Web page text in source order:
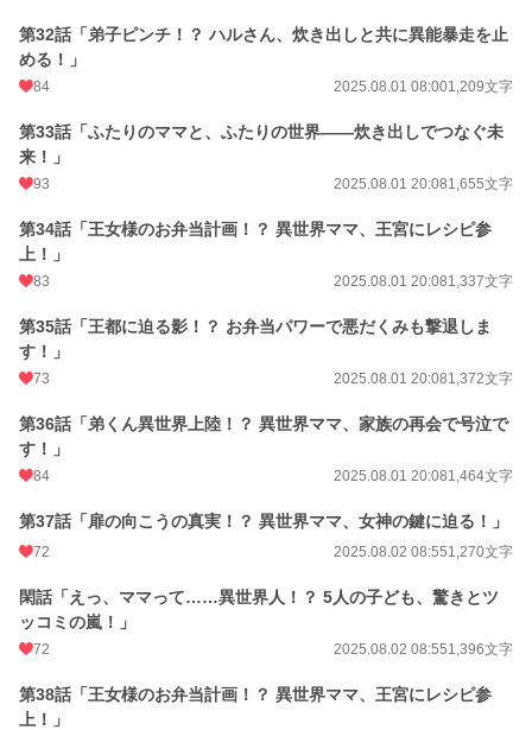
第32話「弟子ピンチ！？ ハルさん、炊き出しと共に異能暴走を止
める！」
84 2025.08.01 08:001,209文字
第33話「ふたりのママと、ふたりの世界――炊き出しでつなぐ未
来！」
93 2025.08.01 20:081,655文字
第34話「王女様のお弁当計画！？ 異世界ママ、王宮にレシピ参
上！」
83 2025.08.01 20:081,337文字
第35話「王都に迫る影！？ お弁当パワーで悪だくみも撃退しま
す！」
73 2025.08.01 20:081,372文字
第36話「弟くん異世界上陸！？ 異世界ママ、家族の再会で号泣で
す！」
84 2025.08.01 20:081,464文字
第37話「扉の向こうの真実！？ 異世界ママ、女神の鍵に迫る！」
72 2025.08.02 08:551,270文字
閑話「えっ、ママって……異世界人！？ 5人の子ども、驚きとツ
ッコミの嵐！」
72 2025.08.02 08:551,396文字
第38話「王女様のお弁当計画！？ 異世界ママ、王宮にレシピ参
上！」